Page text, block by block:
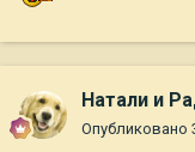
Натали и
Опубликовано